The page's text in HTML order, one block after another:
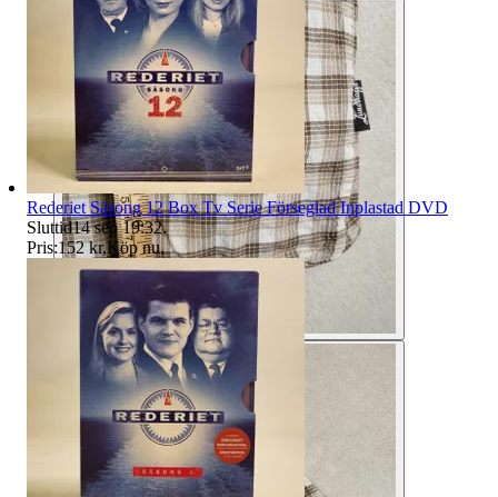
Rederiet Säsong 12 Box Tv Serie Förseglad Inplastad DVD
Sluttid14 sep 19:32.
Pris:152 kr,Köp nu.